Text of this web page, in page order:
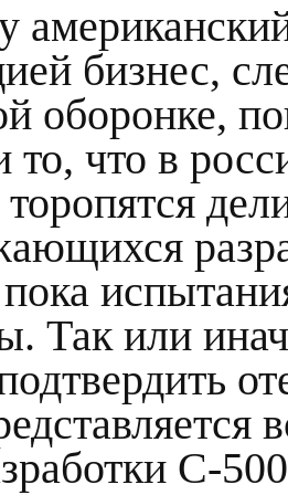
бизнес,
оборонке,
то, что в
пока
Так или
С-